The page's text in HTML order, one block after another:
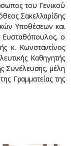
του Γενικού
Σακελλαρίδης
Υποθέσεων και
Ευσταθόπουλος, ο
κ. Κωνσταντίνος
Καθηγητής
Συνέλευσης, μέλη
Γραμματείας της